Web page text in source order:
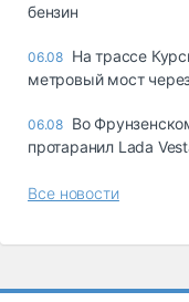
бензин
06.08 На трассе
метровый мост
06.08 Во
протаранил Lada
Все новости